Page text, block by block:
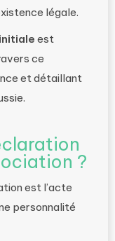
légale.
est
ce
et détaillant
?
est l’acte
personnalité